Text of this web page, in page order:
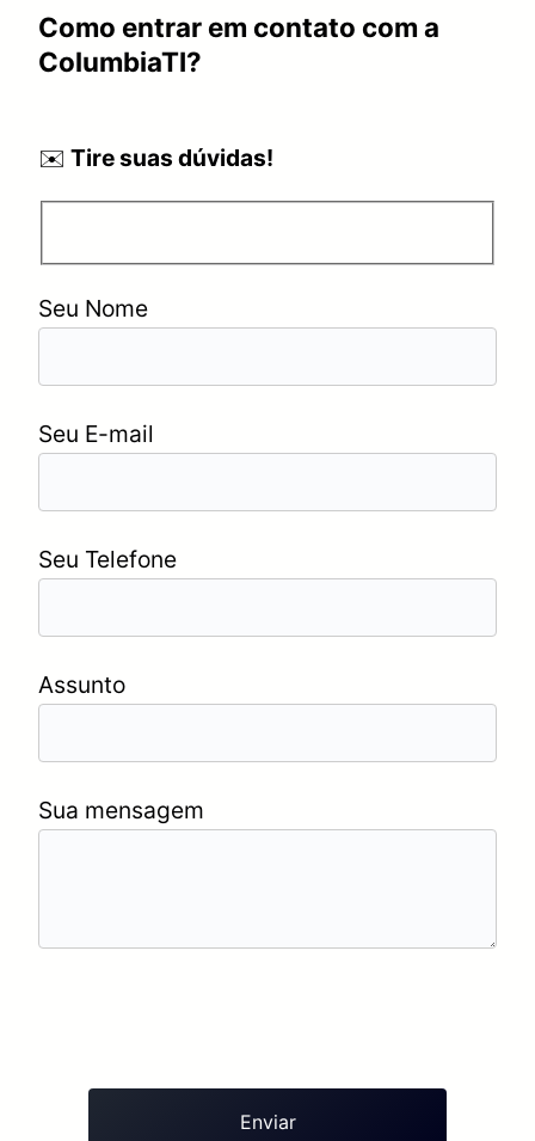
Como entrar em contato com a
ColumbiaTI?
✉️ Tire suas dúvidas!
Seu Nome
Seu E-mail
Seu Telefone
Assunto
Sua mensagem